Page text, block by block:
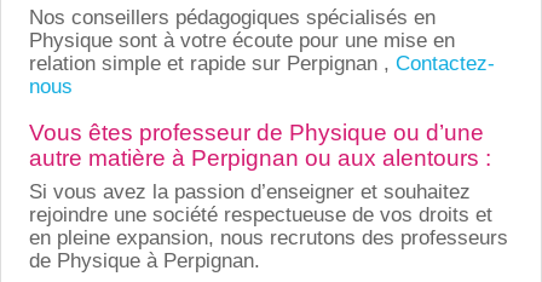
Nos conseillers pédagogiques spécialisés en
Physique sont à votre écoute pour une mise en
relation simple et rapide sur Perpignan , Contactez-
nous
Vous êtes professeur de Physique ou d’une
autre matière à Perpignan ou aux alentours :
Si vous avez la passion d’enseigner et souhaitez
rejoindre une société respectueuse de vos droits et
en pleine expansion, nous recrutons des professeurs
de Physique à Perpignan.